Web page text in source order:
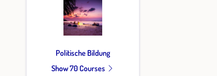
Politische Bildung
Show 70 Courses